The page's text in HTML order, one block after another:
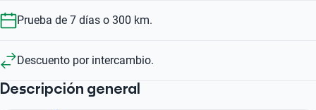
Prueba de 7 días o 300 km.
Descuento por intercambio.
Descripción general